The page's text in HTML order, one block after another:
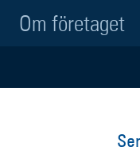
Om företaget